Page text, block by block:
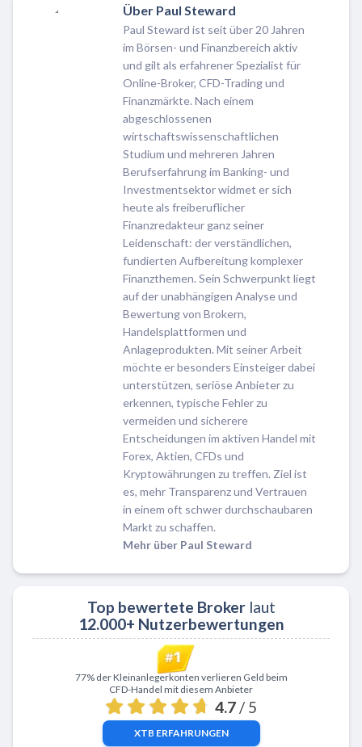
Über Paul Steward
Paul Steward ist seit über 20 Jahren
im Börsen- und Finanzbereich aktiv
und gilt als erfahrener Spezialist für
Online-Broker, CFD-Trading und
Finanzmärkte. Nach einem
abgeschlossenen
wirtschaftswissenschaftlichen
Studium und mehreren Jahren
Berufserfahrung im Banking- und
Investmentsektor widmet er sich
heute als freiberuflicher
Finanzredakteur ganz seiner
Leidenschaft: der verständlichen,
fundierten Aufbereitung komplexer
Finanzthemen. Sein Schwerpunkt liegt
auf der unabhängigen Analyse und
Bewertung von Brokern,
Handelsplattformen und
Anlageprodukten. Mit seiner Arbeit
möchte er besonders Einsteiger dabei
unterstützen, seriöse Anbieter zu
erkennen, typische Fehler zu
vermeiden und sicherere
Entscheidungen im aktiven Handel mit
Forex, Aktien, CFDs und
Kryptowährungen zu treffen. Ziel ist
es, mehr Transparenz und Vertrauen
in einem oft schwer durchschaubaren
Markt zu schaffen.
Mehr über Paul Steward
Top bewertete Brokerlaut
12.000+ Nutzerbewertungen
Zu XTB
77% der Kleinanlegerkonten verlieren Geld beim
CFD-Handel mit diesem Anbieter
4.7 / 5
XTB ERFAHRUNGEN